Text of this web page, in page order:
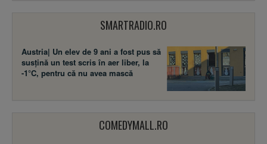
SMARTRADIO.RO
Austria| Un elev de 9 ani a fost pus să
susţină un test scris în aer liber, la
-1°C, pentru că nu avea mască
COMEDYMALL.RO